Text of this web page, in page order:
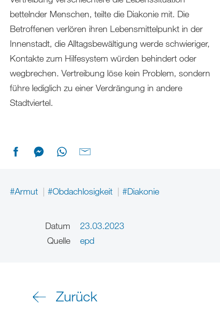
bettelnder Menschen, teilte die Diakonie mit. Die
Betroffenen verlören ihren Lebensmittelpunkt in der
Innenstadt, die Alltagsbewältigung werde schwieriger,
Kontakte zum Hilfesystem würden behindert oder
wegbrechen. Vertreibung löse kein Problem, sondern
führe lediglich zu einer Verdrängung in andere
Stadtviertel.
#Armut #Obdachlosigkeit #Diakonie
Datum
23.03.2023
Quelle
epd
Zurück